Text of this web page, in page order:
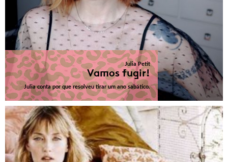
Julia Petit
Vamos fugir!
Julia conta por que resolveu tirar um ano sabático.